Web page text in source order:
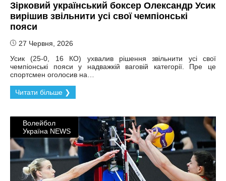
Зірковий український боксер Олександр Усик
вирішив звільнити усі свої чемпіонські
пояси
27 Червня, 2026
Усик (25-0, 16 КО) ухвалив рішення звільнити усі свої
чемпіонські пояси у надважкій ваговій категорії. Пре це
спортсмен оголосив на…
Читати більше ❯
Волейбол
Україна NEWS